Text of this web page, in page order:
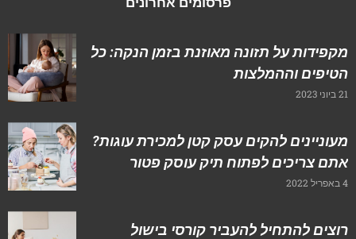
על תזונה מאוזנת בזמן הנקה: כל
וההמלצות
להקים עסק קטן למכירת עוגות?
צריכים לפתוח תיק עוסק פטור
להתחיל להעביר קורסי בישול